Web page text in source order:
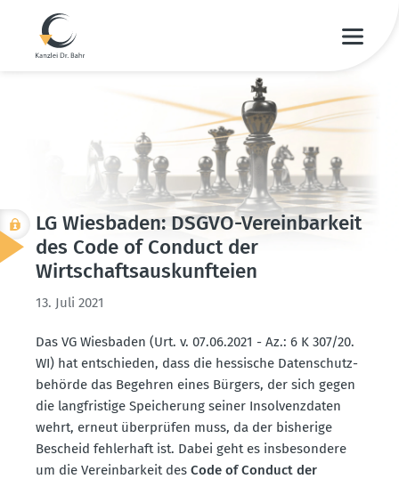
LG Wiesbaden: DSGVO-Verein­barkeit
des Code of Conduct der
Wirtschafts­aus­kunf­teien
13. Juli 2021
Das VG Wiesbaden (Urt. v. 07.06.2021 - Az.: 6 K 307/20.​
WI) hat entschieden, dass die hessische Daten­schutz­
be­hörde das Begehren eines Bürgers, der sich gegen
die langfristige Speicherung seiner Insol­venz­daten
wehrt, erneut überprüfen muss, da der bisherige
Bescheid fehlerhaft ist. Dabei geht es insbe­sondere
um die Verein­barkeit des Code of Conduct der